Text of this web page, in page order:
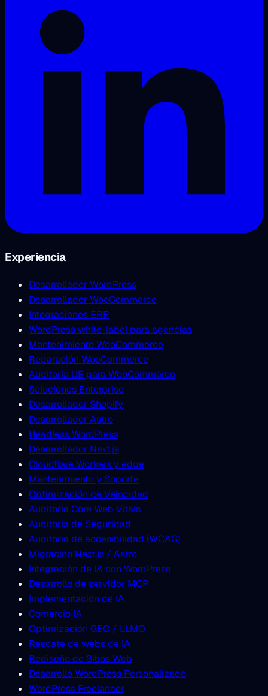
Experiencia
Desarrollador WordPress
Desarrollador WooCommerce
Integraciones ERP
WordPress white-label para agencias
Mantenimiento WooCommerce
Reparación WooCommerce
Auditoría UE para WooCommerce
Soluciones Enterprise
Desarrollador Shopify
Desarrollador Astro
Headless WordPress
Desarrollador Next.js
Cloudflare Workers y edge
Mantenimiento y Soporte
Optimización de Velocidad
Auditoría Core Web Vitals
Auditoría de Seguridad
Auditoría de accesibilidad (WCAG)
Migración Next.js / Astro
Integración de IA con WordPress
Desarrollo de servidor MCP
Implementación de IA
Comercio IA
Optimización GEO / LLMO
Rescate de webs de IA
Rediseño de Sitios Web
Desarrollo WordPress Personalizado
WordPress Freelancer